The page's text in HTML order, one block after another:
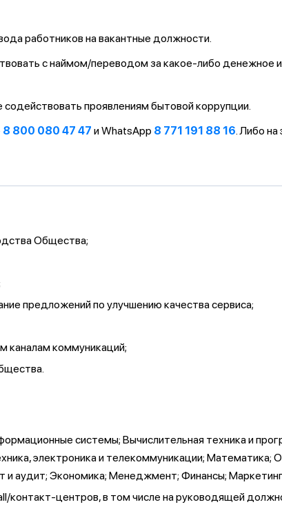
работников на вакантные должности.
с наймом/переводом за какое-либо денежное
проявлениям бытовой коррупции.
8 800 080 47 47 и WhatsApp 8 771 191 88 16. Либо
Общества;
предложений по улучшению качества сервиса;
каналам коммуникаций;
системы; Вычислительная техника и
электроника и телекоммуникации; Математика;
и аудит; Экономика; Менеджмент; Финансы;
центров, в том числе на руководящей